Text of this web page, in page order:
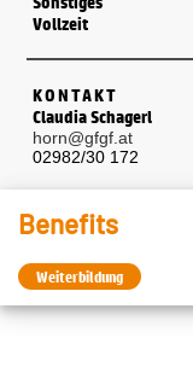
Vollzeit
KONTAKT
Claudia Schagerl
horn@gfgf.at
02982/30 172
Benefits
Weiterbildung